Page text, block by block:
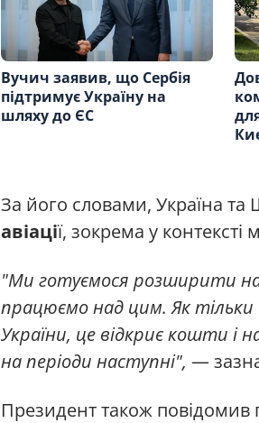
Вучич заявив, що Сербія
підтримує Україну на
шляху до ЄС
За його словами, Україна та
авіації, зокрема у
"Ми готуємося розширити
працюємо над цим. Як тільки
України, це відкриє кошти і
на періоди наступні", —
Президент також повідомив